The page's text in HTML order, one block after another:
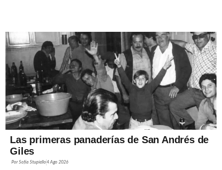
Las primeras panaderías de San Andrés de
Giles
PorSofía Stupiello4 Ago 2026